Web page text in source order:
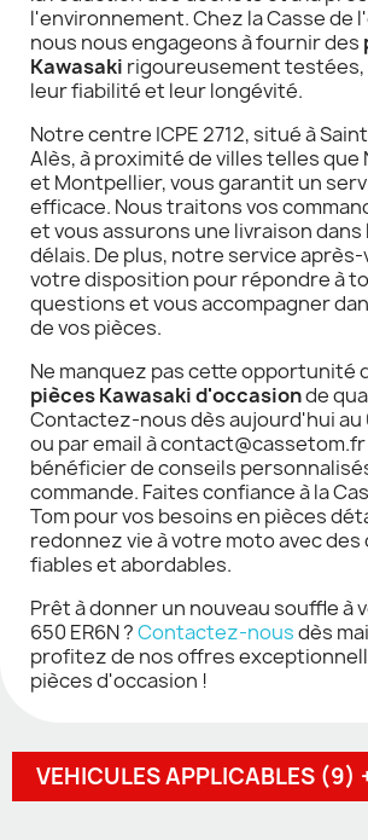
l'environnement. Chez la Casse de
nous nous engageons à fournir des
Kawasaki rigoureusement testées,
leur fiabilité et leur longévité.
Notre centre ICPE 2712, situé à
Alès, à proximité de villes telles que
et Montpellier, vous garantit un
efficace. Nous traitons vos
et vous assurons une livraison
délais. De plus, notre service
votre disposition pour répondre à
questions et vous accompagner
de vos pièces.
Ne manquez pas cette opportunité
pièces Kawasaki d'occasionde
Contactez-nous dès aujourd'hui au
ou par email à
bénéficier de conseils
commande. Faites confiance à la
Tom pour vos besoins en pièces
redonnez vie à votre moto avec
fiables et abordables.
Prêt à donner un nouveau souffle à
650 ER6N ?Contactez-nousdès
profitez de nos offres
pièces d'occasion !
VEHICULES APPLICABLES (9)